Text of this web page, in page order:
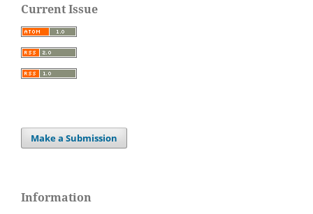
Current Issue
Make a Submission
Information